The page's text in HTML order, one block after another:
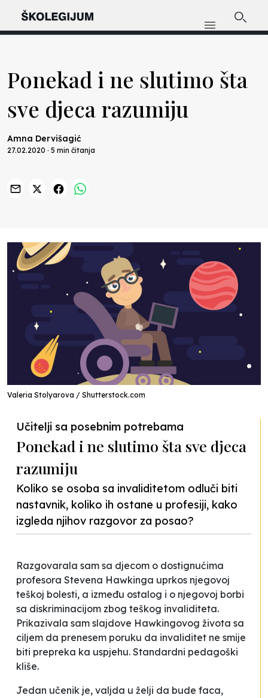
Ponekad i ne slutimo šta
sve djeca razumiju
Amna Dervišagić
27.02.2020 · 5 min čitanja
Valeria Stolyarova / Shutterstock.com
Učitelji sa posebnim potrebama
Ponekad i ne slutimo šta sve djeca
razumiju
Koliko se osoba sa invaliditetom odluči biti
nastavnik, koliko ih ostane u profesiji, kako
izgleda njihov razgovor za posao?
Razgovarala sam sa djecom o dostignućima
profesora Stevena Hawkinga uprkos njegovoj
teškoj bolesti, a između ostalog i o njegovoj borbi
sa diskriminacijom zbog teškog invaliditeta.
Prikazivala sam slajdove Hawkingovog života sa
ciljem da prenesem poruku da invaliditet ne smije
biti prepreka ka uspjehu. Standardni pedagoški
kliše.
Jedan učenik je, valjda u želji da bude faca,